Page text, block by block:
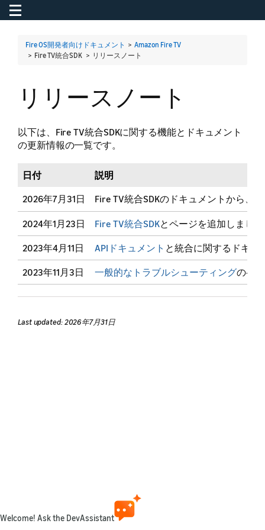
Toggle navigation
Fire OS開発者向けドキュメント > Amazon Fire TV
> Fire TV統合SDK > リリースノート
リリースノート
以下は、Fire TV統合SDKに関する機能とドキュメント
の更新情報の一覧です。
日付
説明
2026年7月31日
Fire TV統合SDKのドキュメントから、
2024年1月23日 Fire TV統合SDKとページを追加しまし
2023年4月11日 APIドキュメント と統合に関するドキュ
2023年11月3日 一般的なトラブルシューティングのペ
Last updated: 2026年7月31日
Welcome! Ask the DevAssistant